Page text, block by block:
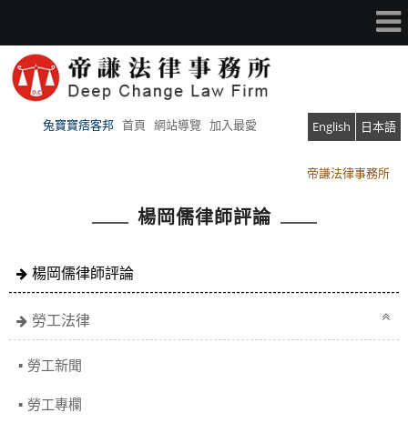
兔寶寶痞客邦 首頁 網站導覽 加入最愛 English 日本語
帝謙法律事務所
楊岡儒律師評論
楊岡儒律師評論
勞工法律
勞工新聞
勞工專欄